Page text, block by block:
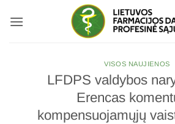
VISOS NAUJIENOS
LFDPS valdybos
Erencas
kompensuojamųjų